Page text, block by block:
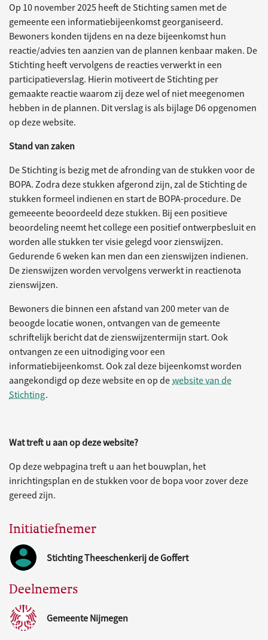
Op 10 november 2025 heeft de Stichting samen met de
gemeente een informatiebijeenkomst georganiseerd.
Bewoners konden tijdens en na deze bijeenkomst hun
reactie/advies ten aanzien van de plannen kenbaar maken. De
Stichting heeft vervolgens de reacties verwerkt in een
participatieverslag. Hierin motiveert de Stichting per
gemaakte reactie waarom zij deze wel of niet meegenomen
hebben in de plannen. Dit verslag is als bijlage D6 opgenomen
op deze website.
Stand van zaken
De Stichting is bezig met de afronding van de stukken voor de
BOPA. Zodra deze stukken afgerond zijn, zal de Stichting de
stukken formeel indienen en start de BOPA-procedure. De
gemeeente beoordeeld deze stukken. Bij een positieve
beoordeling neemt het college een positief ontwerpbesluit en
worden alle stukken ter visie gelegd voor zienswijzen.
Gedurende 6 weken kan men dan een zienswijzen indienen.
De zienswijzen worden vervolgens verwerkt in reactienota
zienswijzen.
Bewoners die binnen een afstand van 200 meter van de
beoogde locatie wonen, ontvangen van de gemeente
schriftelijk bericht dat de zienswijzentermijn start. Ook
ontvangen ze een uitnodiging voor een
informatiebijeenkomst. Ook zal deze bijeenkomst worden
aangekondigd op deze website en op de website van de
Stichting.
Wat treft u aan op deze website?
Op deze webpagina treft u aan het bouwplan, het
inrichtingsplan en de stukken voor de bopa voor zover deze
gereed zijn.
Initiatiefnemer
Stichting Theeschenkerij de Goffert
Deelnemers
Gemeente Nijmegen